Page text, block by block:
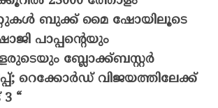
ബുക്ക് മൈ ഷോയിലൂടെ
ഷാജി പാപ്പന്റെയും
ബ്ലോക്ക്ബസ്റ്റർ
റെക്കോർഡ് വിജയത്തിലേക്ക്
“